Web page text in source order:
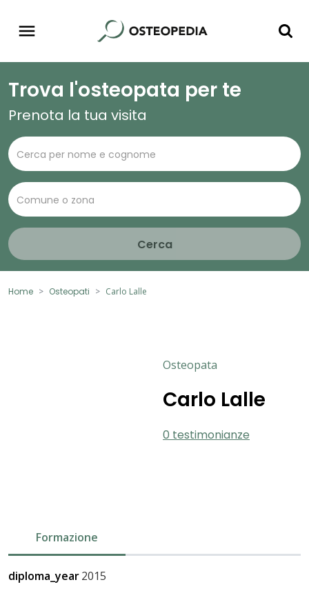
Trova l'osteopata per te
Prenota la tua visita
Cerca
Home Osteopati Carlo Lalle
Osteopata
Carlo Lalle
0 testimonianze
Formazione
diploma_year2015